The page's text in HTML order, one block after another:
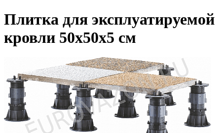
Плитка для эксплуатируемой
кровли 50х50х5 см